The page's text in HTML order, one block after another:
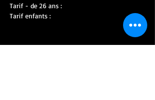
Tarif - de 26 ans :
Tarif enfants :